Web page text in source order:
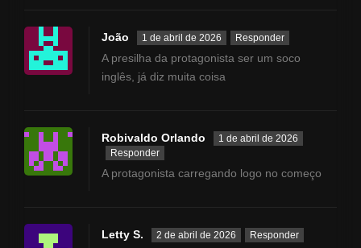
João 1 de abril de 2026 Responder
A presilha da protagonista ser um soco
inglês, já diz muita coisa
Robivaldo Orlando
1 de abril de 2026
Responder
A protagonista carregando logo no começo
Letty S. 2 de abril de 2026 Responder